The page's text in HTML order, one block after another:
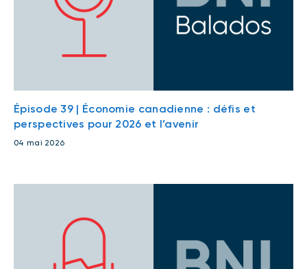
Épisode 39 | Économie canadienne : défis et
perspectives pour 2026 et l’avenir
04 mai 2026